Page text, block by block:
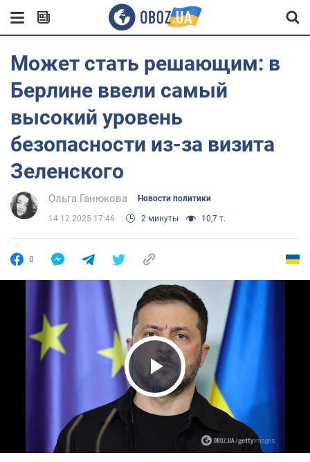
Может стать решающим: в
Берлине ввели самый
высокий уровень
безопасности из-за визита
Зеленского
Ольга Ганюкова Новости политики
14.12.2025 17:46 2 минуты 10,7 т.
0
Play Video